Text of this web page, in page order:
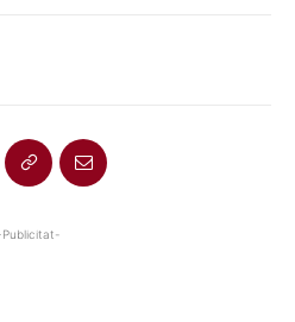
Publicitat-